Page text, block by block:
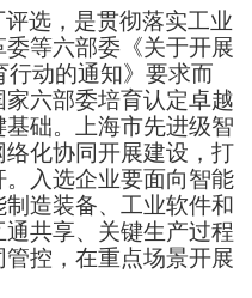
评选，是贯彻落实工业
等六部委《关于开展
行动的通知》要求而
六部委培育认定卓越
础。上海市先进级智
化协同开展建设，打
入选企业要面向智能
造装备、工业软件和
共享、关键生产过程
控，在重点场景开展